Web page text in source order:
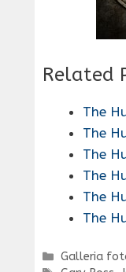
Related
The
The
The
The
The
The
Categorie
Galleria